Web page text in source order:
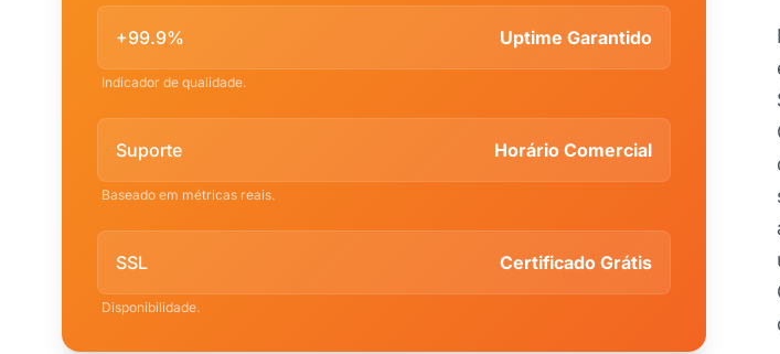
+99.9% Uptime Garantido
Indicador de qualidade.
Suporte Horário Comercial
Baseado em métricas reais.
SSL Certificado Grátis
Disponibilidade.